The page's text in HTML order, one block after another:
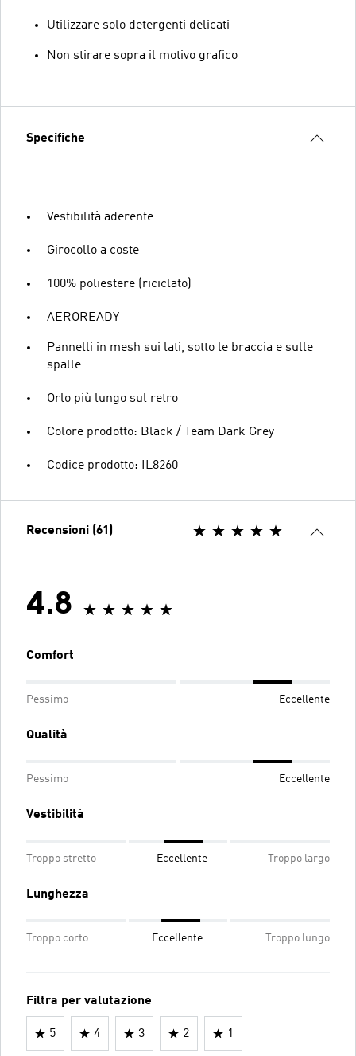
Utilizzare solo detergenti delicati
Non stirare sopra il motivo grafico
Specifiche
Vestibilità aderente
Girocollo a coste
100% poliestere (riciclato)
AEROREADY
Pannelli in mesh sui lati, sotto le braccia e sulle
spalle
Orlo più lungo sul retro
Colore prodotto: Black / Team Dark Grey
Codice prodotto: IL8260
Recensioni (61)
4.8
Comfort
Pessimo Eccellente
Qualità
Pessimo Eccellente
Vestibilità
Troppo stretto Eccellente Troppo largo
Lunghezza
Troppo corto Eccellente Troppo lungo
Filtra per valutazione
5 4 3 2 1